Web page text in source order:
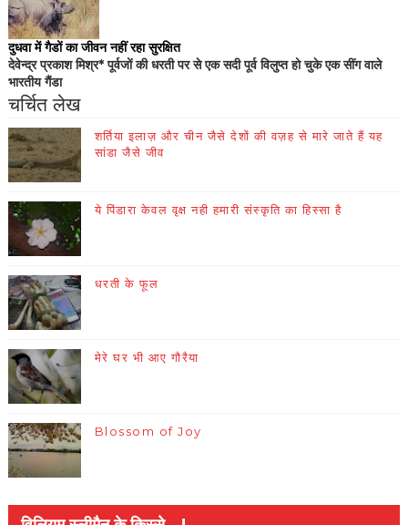
दुधवा में गैडों का जीवन नहीं रहा सुरक्षित
देवेन्द्र प्रकाश मिश्र* पूर्वजों की धरती पर से एक सदी पूर्व विलुप्त हो चुके एक सींग वाले
भारतीय गैंडा
चर्चित लेख
शर्तिया इलाज़ और चीन जैसे देशों की वज़ह से मारे जाते हैं यह
सांडा जैसे जीव
ये पिंडारा केवल वृक्ष नही हमारी संस्कृति का हिस्सा है
धरती के फूल
मेरे घर भी आए गौरैया
Blossom of Joy